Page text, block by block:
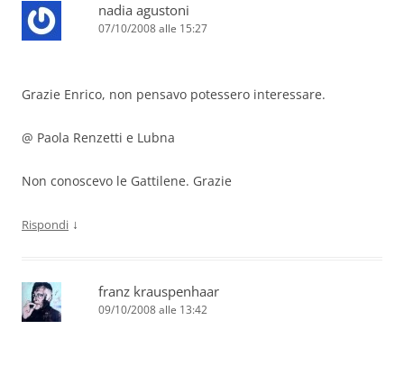
nadia agustoni
07/10/2008 alle 15:27
Grazie Enrico, non pensavo potessero interessare.
@ Paola Renzetti e Lubna
Non conoscevo le Gattilene. Grazie
Rispondi ↓
franz krauspenhaar
09/10/2008 alle 13:42